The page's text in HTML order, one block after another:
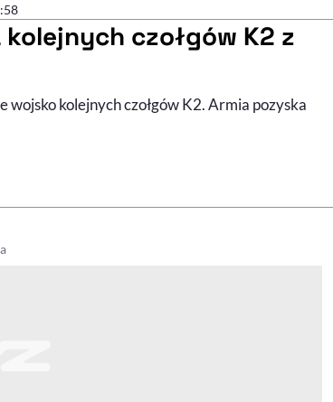
czołgów K2 z
wojsko kolejnych czołgów K2. Armia pozyska